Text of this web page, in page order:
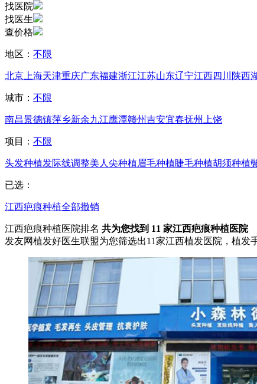
找医院
找医生
查价格
地区： 不限
北京 上海天津重庆广东福建浙江江苏山东辽宁江西四川 陕西
城市： 不限
南昌景德镇萍乡新余九江鹰潭赣州吉安宜春抚州 上饶
项目： 不限
头发种植发际线调整美人尖种植眉毛种植睫毛种植胡须种植
已选：
江西疤痕种植全部撤销
江西疤痕种植医院排名 共为您找到 11 家江西疤痕种植医院
发友网植发好医生联盟为您筛选出11家江西植发医院，植